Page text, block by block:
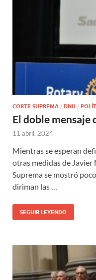
CORTE SUPREMA / DNU /
El doble mensaje
11 abril, 2024
Mientras se esperan
otras medidas de
Suprema se mostró
diriman las …
SEGUIR LEYENDO